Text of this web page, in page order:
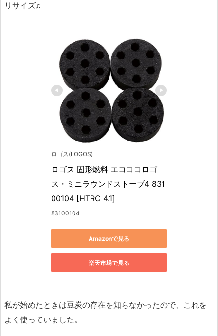
リサイズ♫
ロゴス(LOGOS)
ロゴス 固形燃料 エコココロゴ
ス・ミニラウンドストーブ4 831
00104 [HTRC 4.1]
83100104
Amazonで見る
楽天市場で見る
私が始めたときは豆炭の存在を知らなかったので、これを
よく使っていました。